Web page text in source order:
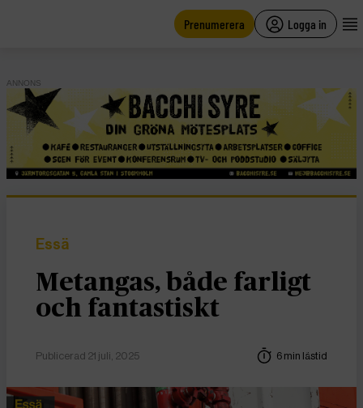
Prenumerera Logga in
ANNONS
Essä
Metangas, både farligt
och fantastiskt
Publicerad 21 juli, 2025 6 min lästid